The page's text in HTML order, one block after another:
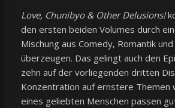
Love, Chunibyo & Other Delusions!
den ersten beiden Volumes durch
Mischung aus Comedy, Romantik
überzeugen. Das gelingt auch den
zehn auf der vorliegenden dritten
Konzentration auf ernstere Themen
eines geliebten Menschen passen